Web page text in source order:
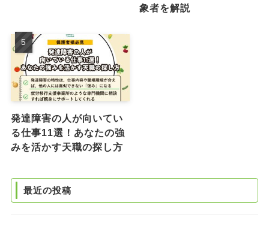
象者を解説
発達障害の人が向いてい
る仕事11選！あなたの強
みを活かす天職の探し方
最近の投稿